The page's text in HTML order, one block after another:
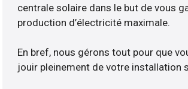
centrale solaire dans le but de vous
production d’électricité maximale.
En bref, nous gérons tout pour que
jouir pleinement de votre installation